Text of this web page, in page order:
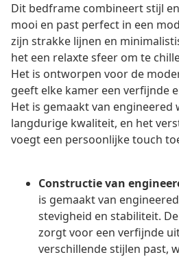
Dit bedframe combineert stijl
mooi en past perfect in een
zijn strakke lijnen en
het een relaxte sfeer om te
Het is ontworpen voor de
geeft elke kamer een verfijnde
Het is gemaakt van
langdurige kwaliteit, en het
voegt een persoonlijke touch
Constructie van
is gemaakt van
stevigheid en stabiliteit.
zorgt voor een verfijnde
verschillende stijlen past,